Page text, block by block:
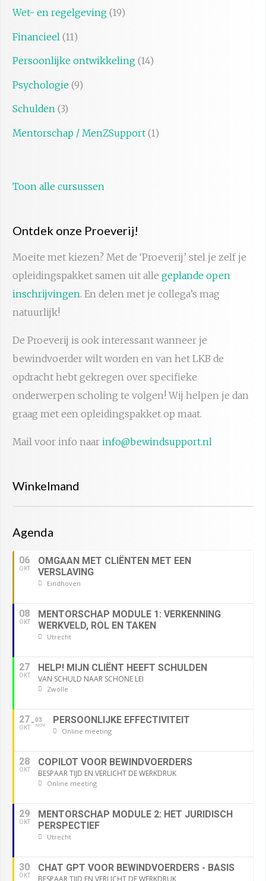
Wet- en regelgeving (19)
Financieel (11)
Persoonlijke ontwikkeling (14)
Psychologie (9)
Schulden (3)
Mentorschap / MenZSupport (1)
Toon alle cursussen
Ontdek onze Proeverij!
Moeite met kiezen? Met de ‘Proeverij’ stel je zelf je
opleidingspakket samen uit alle geplande open
inschrijvingen. En delen met je collega’s mag
natuurlijk!
De Proeverij is ook interessant wanneer je
bewindvoerder wilt worden en van het LKB de
opdracht hebt gekregen over specifieke
onderwerpen scholing te volgen! Wij helpen je dan
graag met een opleidingspakket op maat.
Mail voor info naar info@bewindsupport.nl
Winkelmand
Agenda
06
OKT
OMGAAN MET CLIËNTEN MET EEN
VERSLAVING
Eindhoven
08
OKT
MENTORSCHAP MODULE 1: VERKENNING
WERKVELD, ROL EN TAKEN
Utrecht
27
OKT
HELP! MIJN CLIËNT HEEFT SCHULDEN
VAN SCHULD NAAR SCHONE LEI
Zwolle
27
OKT
03
NOV PERSOONLIJKE EFFECTIVITEIT
Online meeting
28
OKT
COPILOT VOOR BEWINDVOERDERS
BESPAAR TIJD EN VERLICHT DE WERKDRUK
Online meeting
29
OKT
MENTORSCHAP MODULE 2: HET JURIDISCH
PERSPECTIEF
Utrecht
30
OKT
CHAT GPT VOOR BEWINDVOERDERS - BASIS
BESPAAR TIJD EN VERLICHT DE WERKDRUK